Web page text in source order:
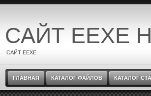
САЙТ EEXE
САЙТ EEXE
ГЛАВНАЯ КАТАЛОГ ФАЙЛОВ КАТАЛОГ